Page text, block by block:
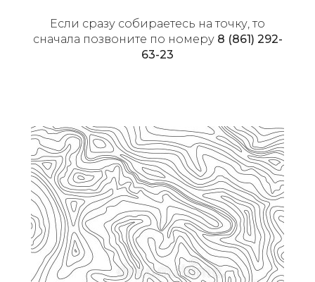
Если сразу собираетесь на точку, то
сначала позвоните по номеру 8 (861) 292-
63-23